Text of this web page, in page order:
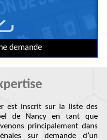
demande
est inscrit sur la liste des
de Nancy en tant que
principalement dans
sur demande d’un